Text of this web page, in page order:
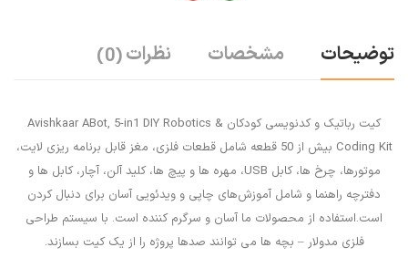
توضیحات مشخصات نظرات(0)
کیت رباتیک و کدنویسی کودکان Avishkaar ABot, 5-in1 DIY Robotics &
Coding Kit بیش از 50 قطعه شامل قطعات فلزی، مغز قابل برنامه ریزی لایت،
موتورها، چرخ ها، کابل USB، مهره ها و پیچ ها، کلید آلن، آچار، کابل ها و
دفترچه راهنما و شامل آموزش‌های چاپی و ویدئویی آسان برای دنبال کردن
است.استفاده از محصولات ما آسان و سرگرم کننده است. با سیستم طراحی
فلزی مدولار – بچه ها می توانند صدها پروژه را از یک کیت بسازند.